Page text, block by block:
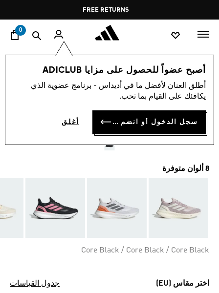
Pause
promotion
rotation
FREE RETURNS
0
أصبح عضواً للحصول على مزايا ADICLUB
أطلق العنان لأفضل ما في أديداس - برنامج عضوية الذي
يكافئك على القيام بما تحب.
سجل الدخول أو انضم الآن أغلق
النساء
حذاء PUREBOOST 5
RUNNING
KD 52.50
8 ألوان متوفرة
Core Black / Core Black / Core Black
اختر مقاس (EU) جدول القياسات